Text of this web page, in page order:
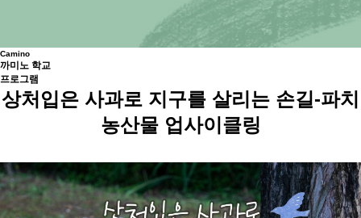
Camino
까미 노 학교
프로그램
상처입은 사과로 지구를 살리는 손길-파치
농산물 업사이클링